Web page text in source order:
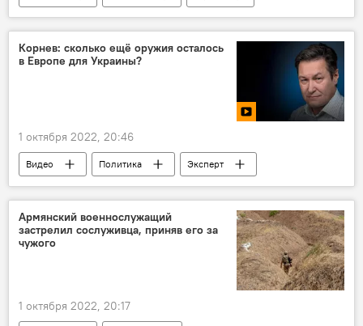
Корнев: сколько ещё оружия осталось
в Европе для Украины?
1 октября 2022, 20:46
Видео Политика
Эксперт
США
Украина вооружения
Армянский военнослужащий
застрелил сослуживца, приняв его за
чужого
1 октября 2022, 20:17